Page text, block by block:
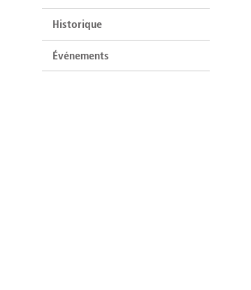
Historique
Événements